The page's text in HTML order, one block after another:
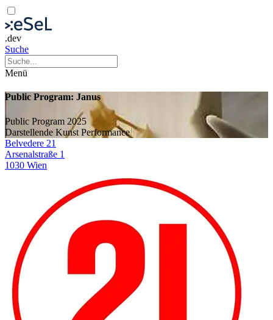
.dev
Suche
Menü
Public Program: Janus
Public Program 2025
Darstellende Kunst Performance
Belvedere 21
Arsenalstraße 1
1030 Wien